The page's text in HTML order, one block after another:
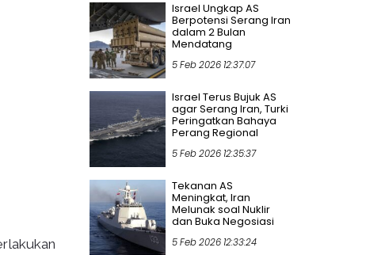
Israel Ungkap AS
Berpotensi Serang Iran
dalam 2 Bulan
Mendatang
5 Feb 2026 12:37:07
Israel Terus Bujuk AS
agar Serang Iran, Turki
Peringatkan Bahaya
Perang Regional
5 Feb 2026 12:35:37
Tekanan AS
Meningkat, Iran
Melunak soal Nuklir
dan Buka Negosiasi
5 Feb 2026 12:33:24